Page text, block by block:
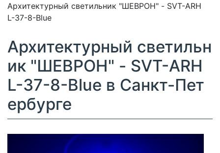
Архитектурный светильник "ШЕВРОН" - SVT-ARH
L-37-8-Blue
Архитектурный светильн
ик "ШЕВРОН" - SVT-ARH
L-37-8-Blue в Санкт-Пет
ербурге